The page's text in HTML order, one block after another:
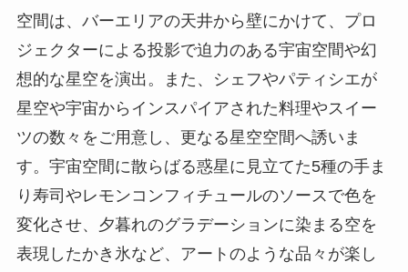
空間は、バーエリアの天井から壁にかけて、プロ
ジェクターによる投影で迫力のある宇宙空間や幻
想的な星空を演出。また、シェフやパティシエが
星空や宇宙からインスパイアされた料理やスイー
ツの数々をご用意し、更なる星空空間へ誘いま
す。宇宙空間に散らばる惑星に見立てた5種の手ま
り寿司やレモンコンフィチュールのソースで色を
変化させ、夕暮れのグラデーションに染まる空を
表現したかき氷など、アートのような品々が楽し